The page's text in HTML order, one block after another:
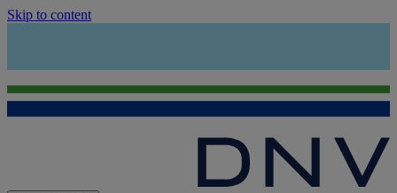
Skip to content